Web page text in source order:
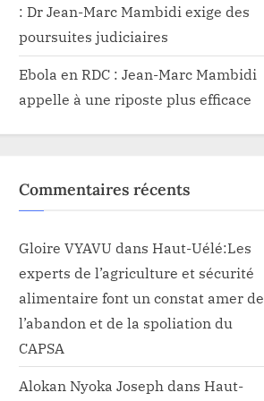
: Dr Jean-Marc Mambidi exige des
poursuites judiciaires
Ebola en RDC : Jean-Marc Mambidi
appelle à une riposte plus efficace
Commentaires récents
Gloire VYAVU dans Haut-Uélé:Les
experts de l’agriculture et sécurité
alimentaire font un constat amer de
l’abandon et de la spoliation du
CAPSA
Alokan Nyoka Joseph dans Haut-